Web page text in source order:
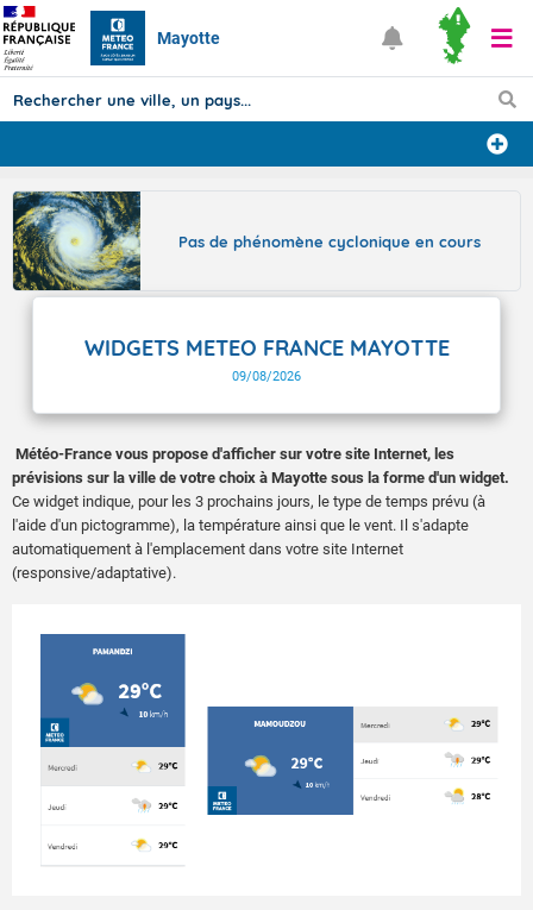
Mayotte
Prévisions
TOUS LES RÉSULTATS
Pas de phénomène cyclonique en cours
WIDGETS METEO FRANCE MAYOTTE
09/08/2026
Météo-France vous propose d'afficher sur votre site Internet, les
prévisions sur la ville de votre choix à Mayotte sous la forme d'un widget.
Ce widget indique, pour les 3 prochains jours, le type de temps prévu (à
l'aide d'un pictogramme), la température ainsi que le vent. Il s'adapte
automatiquement à l'emplacement dans votre site Internet
(responsive/adaptative).